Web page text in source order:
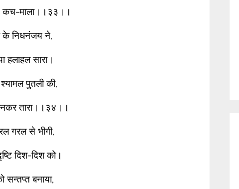
कच-माला।।३३।।
के निधनंजय ने,
हलाहल सारा।
पुतली की,
तारा।।३४।।
गरल से भीगी,
दिश-दिश को।
सन्तप्त बनाया,